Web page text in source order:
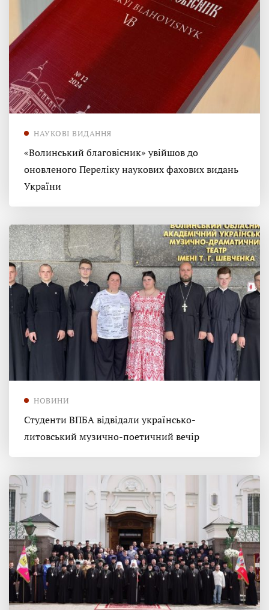
НАУКОВІ ВИДАННЯ
«Волинський благовісник» увійшов до
оновленого Переліку наукових фахових видань
України
НОВИНИ
Студенти ВПБА відвідали українсько-
литовський музично-поетичний вечір